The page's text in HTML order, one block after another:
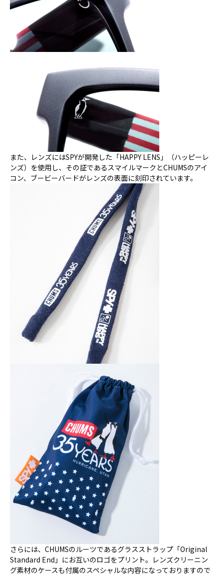
また、レンズにはSPYが開発した「HAPPY LENS」（ハッピーレ
ンズ）を使用し、その証であるスマイルマークとCHUMSのアイ
コン、ブービーバードがレンズの表面に刻印されています。
さらには、CHUMSのルーツであるグラスストラップ「Original
Standard End」にお互いのロゴをプリント。レンズクリーニン
グ素材のケースも付属のスペシャルな内容になっておりますので